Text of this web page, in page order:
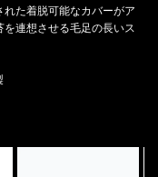
た着脱可能なカバーがア
連想させる毛足の長いス